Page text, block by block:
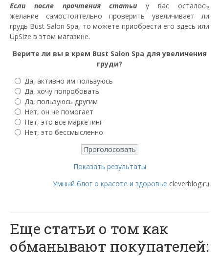
Если после прочтения статьи у вас осталось
желание самостоятельно проверить увеличивает ли
грудь Bust Salon Spa, то можете приобрести его здесь или
UpSize в этом магазине.
Верите ли вы в крем Bust Salon Spа для увеличения
груди?
Да, активно им пользуюсь
Да, хочу попробовать
Да, пользуюсь другим
Нет, он не помогает
Нет, это все маркетинг
Нет, это бессмысленно
Показать результаты
Умный блог о красоте и здоровье cleverblog.ru
Еще статьи о том как
обманывают покупателей: